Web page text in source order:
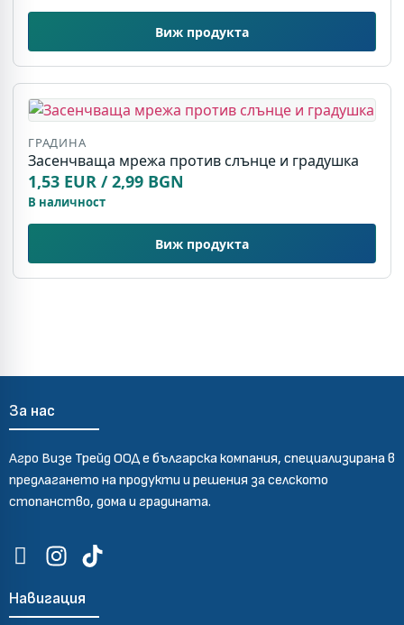
Виж продукта
ГРАДИНА
Засенчваща мрежа против слънце и градушка
1,53 EUR / 2,99 BGN
В наличност
Виж продукта
За нас
Агро Визе Трейд ООД е българска компания, специализирана в
предлагането на продукти и решения за селското
стопанство, дома и градината.
Навигация